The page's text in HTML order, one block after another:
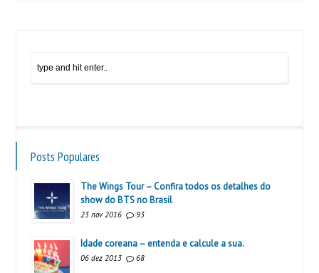
Posts Populares
The Wings Tour – Confira todos os detalhes do
show do BTS no Brasil
23 nov 2016 93
Idade coreana – entenda e calcule a sua.
06 dez 2013 68